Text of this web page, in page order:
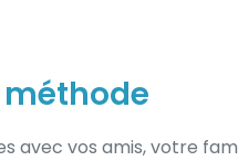
avec vos amis, votre